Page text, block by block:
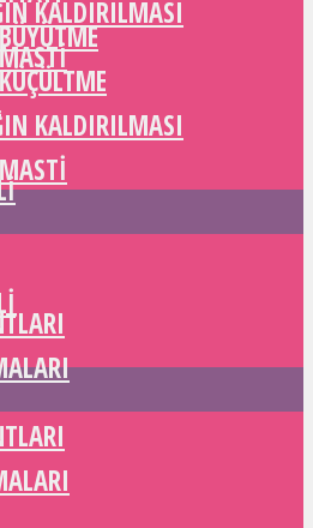
KALDIRILMASI
KALDIRILMASI